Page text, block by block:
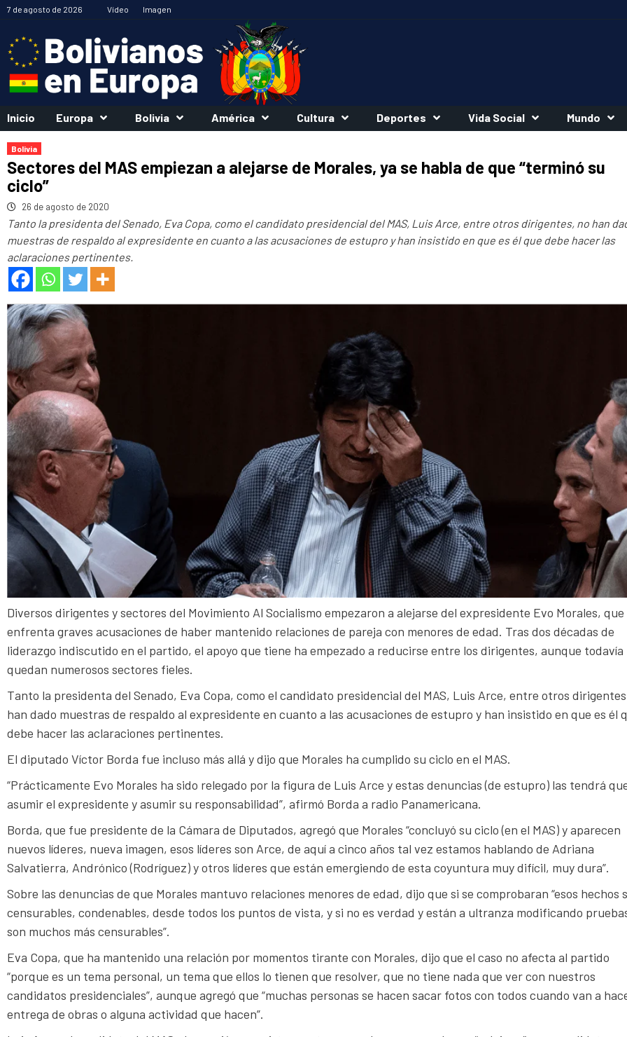
Saltar
contenido
7 de agosto de 2026 Vídeo Imagen
Inicio Europa Bolivia América Cultura Deportes Vida Social Mundo
Bolivia
Sectores del MAS empiezan a alejarse de Morales, ya se habla de que “terminó su
ciclo”
26 de agosto de 2020
Tanto la presidenta del Senado, Eva Copa, como el candidato presidencial del MAS, Luis Arce, entre otros dirigentes, no han
muestras de respaldo al expresidente en cuanto a las acusaciones de estupro y han insistido en que es él que debe hacer las
aclaraciones pertinentes.
Diversos dirigentes y sectores del Movimiento Al Socialismo empezaron a alejarse del expresidente Evo Morales, que
enfrenta graves acusaciones de haber mantenido relaciones de pareja con menores de edad. Tras dos décadas de
liderazgo indiscutido en el partido, el apoyo que tiene ha empezado a reducirse entre los dirigentes, aunque todavía
quedan numerosos sectores fieles.
Tanto la presidenta del Senado, Eva Copa, como el candidato presidencial del MAS, Luis Arce, entre otros
han dado muestras de respaldo al expresidente en cuanto a las acusaciones de estupro y han insistido en que es él
debe hacer las aclaraciones pertinentes.
El diputado Víctor Borda fue incluso más allá y dijo que Morales ha cumplido su ciclo en el MAS.
“Prácticamente Evo Morales ha sido relegado por la figura de Luis Arce y estas denuncias (de estupro) las tendrá
asumir el expresidente y asumir su responsabilidad”, afirmó Borda a radio Panamericana.
Borda, que fue presidente de la Cámara de Diputados, agregó que Morales “concluyó su ciclo (en el MAS) y aparecen
nuevos líderes, nueva imagen, esos líderes son Arce, de aquí a cinco años tal vez estamos hablando de Adriana
Salvatierra, Andrónico (Rodríguez) y otros líderes que están emergiendo de esta coyuntura muy difícil, muy dura”.
Sobre las denuncias de que Morales mantuvo relaciones menores de edad, dijo que si se comprobaran “esos hechos
censurables, condenables, desde todos los puntos de vista, y si no es verdad y están a ultranza modificando
son muchos más censurables”.
Eva Copa, que ha mantenido una relación por momentos tirante con Morales, dijo que el caso no afecta al partido
“porque es un tema personal, un tema que ellos lo tienen que resolver, que no tiene nada que ver con nuestros
candidatos presidenciales”, aunque agregó que “muchas personas se hacen sacar fotos con todos cuando van a
entrega de obras o alguna actividad que hacen”.